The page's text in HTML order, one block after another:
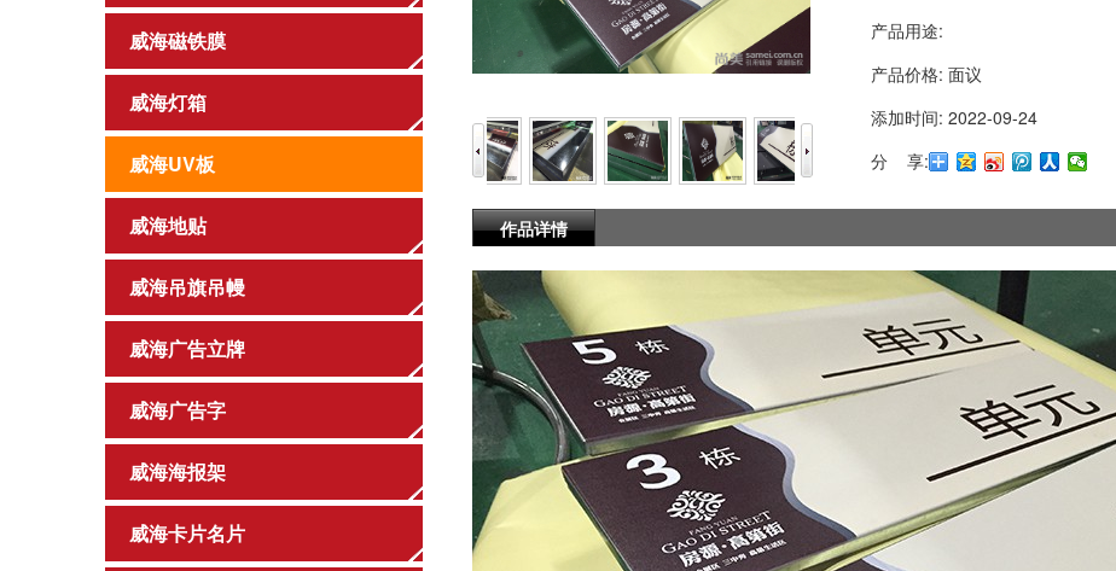
威海磁铁膜
威海灯箱
威海UV板
威海地贴
威海吊旗吊幔
威海广告立牌
威海广告字
威海海报架
威海卡片名片
产品用途:
产品价格: 面议
添加时间: 2022-09-24
分 享:
作品详情